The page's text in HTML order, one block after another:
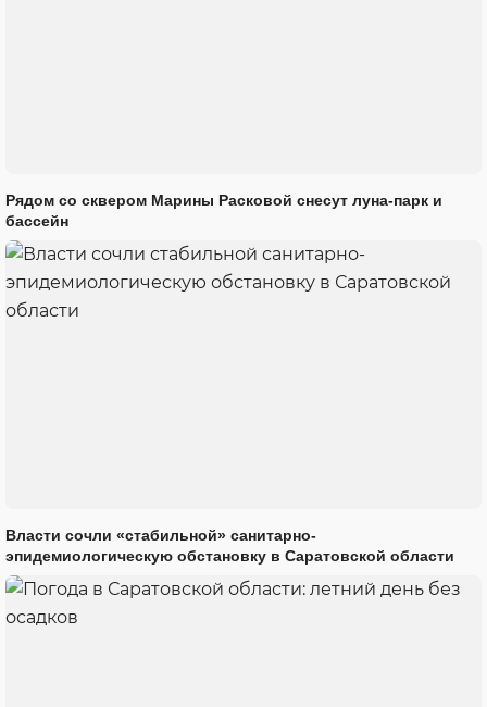
Рядом со сквером Марины Расковой снесут луна-парк и
бассейн
Власти сочли «стабильной» санитарно-
эпидемиологическую обстановку в Саратовской области